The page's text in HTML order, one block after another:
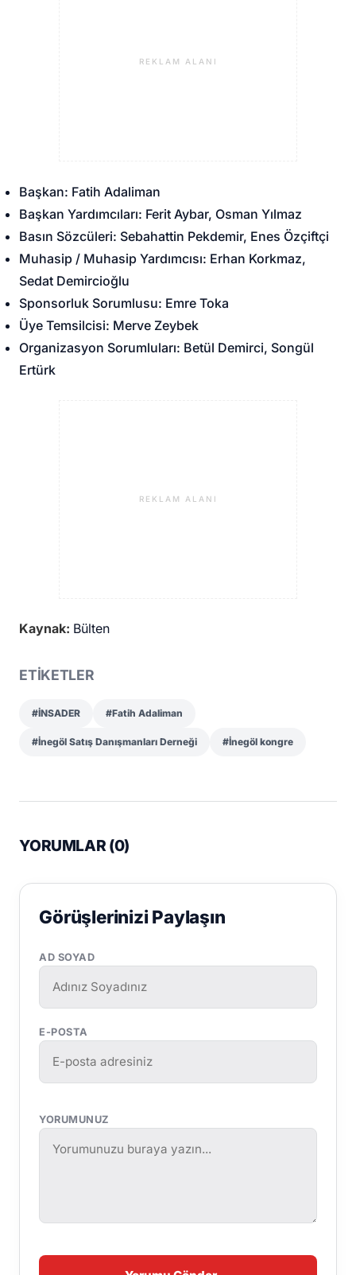
REKLAM ALANI
Başkan: Fatih Adaliman
Başkan Yardımcıları: Ferit Aybar, Osman Yılmaz
Basın Sözcüleri: Sebahattin Pekdemir, Enes Özçiftçi
Muhasip / Muhasip Yardımcısı: Erhan Korkmaz,
Sedat Demircioğlu
Sponsorluk Sorumlusu: Emre Toka
Üye Temsilcisi: Merve Zeybek
Organizasyon Sorumluları: Betül Demirci, Songül
Ertürk
REKLAM ALANI
Kaynak: Bülten
ETİKETLER
#İNSADER #Fatih Adaliman
#İnegöl Satış Danışmanları Derneği #İnegöl kongre
YORUMLAR (0)
Görüşlerinizi Paylaşın
AD SOYAD
E-POSTA
YORUMUNUZ